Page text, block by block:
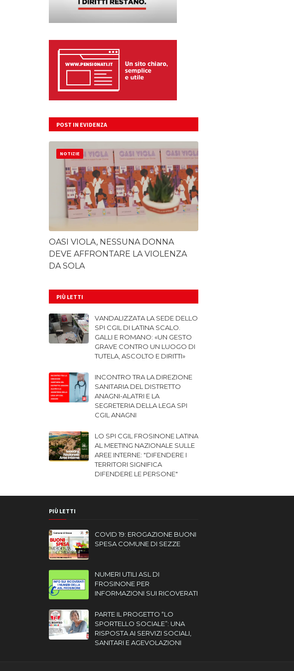
POST IN EVIDENZA
NOTIZIE
OASI VIOLA, NESSUNA DONNA
DEVE AFFRONTARE LA VIOLENZA
DA SOLA
PIÙ LETTI
VANDALIZZATA LA SEDE DELLO
SPI CGIL DI LATINA SCALO.
GALLI E ROMANO: «UN GESTO
GRAVE CONTRO UN LUOGO DI
TUTELA, ASCOLTO E DIRITTI»
INCONTRO TRA LA DIREZIONE
SANITARIA DEL DISTRETTO
ANAGNI-ALATRI E LA
SEGRETERIA DELLA LEGA SPI
CGIL ANAGNI
LO SPI CGIL FROSINONE LATINA
AL MEETING NAZIONALE SULLE
AREE INTERNE: "DIFENDERE I
TERRITORI SIGNIFICA
DIFENDERE LE PERSONE"
PIÙ LETTI
COVID 19: EROGAZIONE BUONI
SPESA COMUNE DI SEZZE
NUMERI UTILI ASL DI
FROSINONE PER
INFORMAZIONI SUI RICOVERATI
PARTE IL PROGETTO “LO
SPORTELLO SOCIALE”: UNA
RISPOSTA AI SERVIZI SOCIALI,
SANITARI E AGEVOLAZIONI